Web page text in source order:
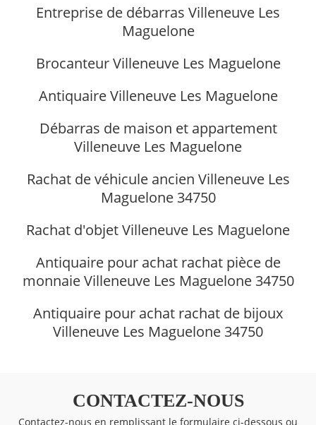
Entreprise de débarras Villeneuve Les
Maguelone
Brocanteur Villeneuve Les Maguelone
Antiquaire Villeneuve Les Maguelone
Débarras de maison et appartement
Villeneuve Les Maguelone
Rachat de véhicule ancien Villeneuve Les
Maguelone 34750
Rachat d'objet Villeneuve Les Maguelone
Antiquaire pour achat rachat pièce de
monnaie Villeneuve Les Maguelone 34750
Antiquaire pour achat rachat de bijoux
Villeneuve Les Maguelone 34750
CONTACTEZ-NOUS
Contactez-nous en remplissant le formulaire ci-dessous ou